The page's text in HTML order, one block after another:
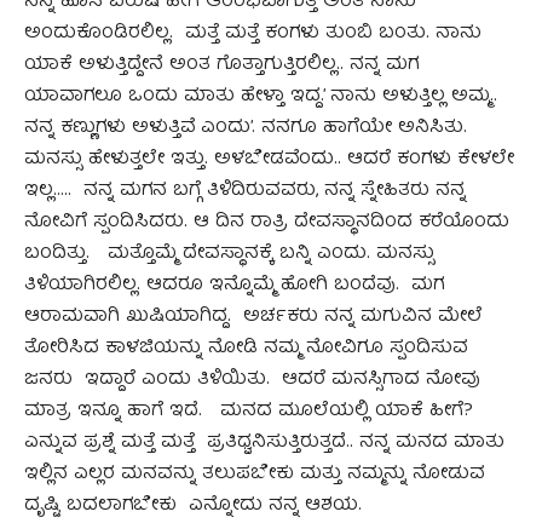
ಅಂದುಕೊಂಡಿರಲಿಲ್ಲ. ಮತ್ತೆ ಮತ್ತೆ ಕಂಗಳು ತುಂಬಿ ಬಂತು. ನಾನು
ಯಾಕೆ ಅಳುತ್ತಿದ್ದೇನೆ ಅಂತ ಗೊತ್ತಾಗುತ್ತಿರಲಿಲ್ಲ.. ನನ್ನ ಮಗ
ಯಾವಾಗಲೂ ಒಂದು ಮಾತು ಹೇಳ್ತಾ ಇದ್ದ.’ ನಾನು ಅಳುತ್ತಿಲ್ಲ ಅಮ್ಮ..
ನನ್ನ ಕಣ್ಣುಗಳು ಅಳುತ್ತಿವೆ ಎಂದು’. ನನಗೂ ಹಾಗೆಯೇ ಅನಿಸಿತು.
ಮನಸ್ಸು ಹೇಳುತ್ತಲೇ ಇತ್ತು. ಅಳಬೇಡವೆಂದು.. ಆದರೆ ಕಂಗಳು ಕೇಳಲೇ
ಇಲ್ಲ….. ನನ್ನ ಮಗನ ಬಗ್ಗೆ ತಿಳಿದಿರುವವರು, ನನ್ನ ಸ್ನೇಹಿತರು ನನ್ನ
ನೋವಿಗೆ ಸ್ಪಂದಿಸಿದರು. ಆ ದಿನ ರಾತ್ರಿ ದೇವಸ್ಥಾನದಿಂದ ಕರೆಯೊಂದು
ಬಂದಿತ್ತು. ಮತ್ತೊಮ್ಮೆ ದೇವಸ್ಥಾನಕ್ಕೆ ಬನ್ನಿ ಎಂದು. ಮನಸ್ಸು
ತಿಳಿಯಾಗಿರಲಿಲ್ಲ. ಆದರೂ ಇನ್ನೊಮ್ಮೆ ಹೋಗಿ ಬಂದೆವು. ಮಗ
ಆರಾಮವಾಗಿ ಖುಷಿಯಾಗಿದ್ದ. ಅರ್ಚಕರು ನನ್ನ ಮಗುವಿನ ಮೇಲೆ
ತೋರಿಸಿದ ಕಾಳಜಿಯನ್ನು ನೋಡಿ ನಮ್ಮ ನೋವಿಗೂ ಸ್ಪಂದಿಸುವ
ಜನರು ಇದ್ದಾರೆ ಎಂದು ತಿಳಿಯಿತು. ಆದರೆ ಮನಸ್ಸಿಗಾದ ನೋವು
ಮಾತ್ರ ಇನ್ನೂ ಹಾಗೆ ಇದೆ. ಮನದ ಮೂಲೆಯಲ್ಲಿ ಯಾಕೆ ಹೀಗೆ?
ಎನ್ನುವ ಪ್ರಶ್ನೆ ಮತ್ತೆ ಮತ್ತೆ ಪ್ರತಿಧ್ವನಿಸುತ್ತಿರುತ್ತದೆ.. ನನ್ನ ಮನದ ಮಾತು
ಇಲ್ಲಿನ ಎಲ್ಲರ ಮನವನ್ನು ತಲುಪಬೇಕು ಮತ್ತು ನಮ್ಮನ್ನು ನೋಡುವ
ದೃಷ್ಟಿ ಬದಲಾಗಬೇಕು ಎನ್ನೋದು ನನ್ನ ಆಶಯ.